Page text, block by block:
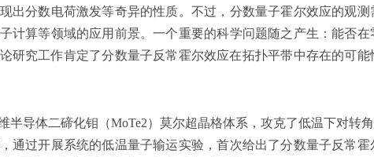
出分数电荷激发等奇异的性质。不过，分数量子霍尔效应的观
计算等领域的应用前景。一个重要的科学问题随之产生：能否
研究工作肯定了分数量子反常霍尔效应在拓扑平带中存在的可
半导体二碲化钼（MoTe2）莫尔超晶格体系，攻克了低温下对转
通过开展系统的低温量子输运实验，首次给出了分数量子反常